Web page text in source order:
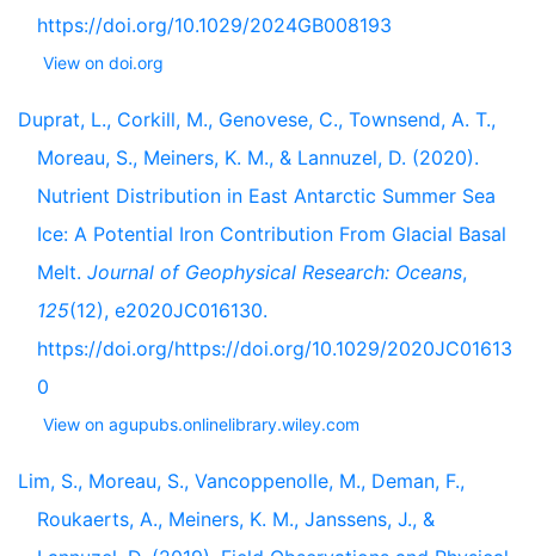
https://doi.org/10.1029/2024GB008193
View on doi.org
Duprat, L., Corkill, M., Genovese, C., Townsend, A. T.,
Moreau, S., Meiners, K. M., & Lannuzel, D. (2020).
Nutrient Distribution in East Antarctic Summer Sea
Ice: A Potential Iron Contribution From Glacial Basal
Melt. Journal of Geophysical Research: Oceans,
125(12), e2020JC016130.
https://doi.org/https://doi.org/10.1029/2020JC01613
0
View on agupubs.onlinelibrary.wiley.com
Lim, S., Moreau, S., Vancoppenolle, M., Deman, F.,
Roukaerts, A., Meiners, K. M., Janssens, J., &